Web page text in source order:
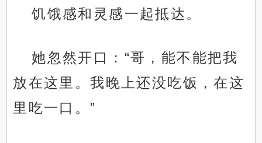
饥饿感和灵感一起抵达。
她忽然开口：“哥，能不能把我
放在这里。我晚上还没吃饭，在这
里吃一口。”